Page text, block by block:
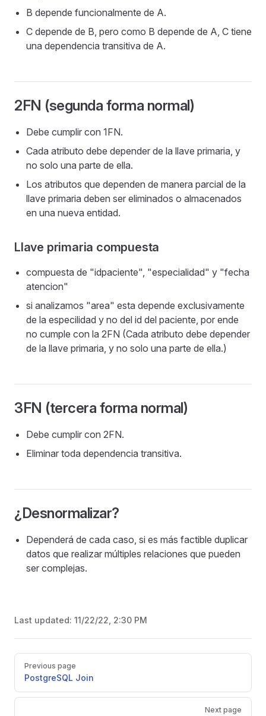
B depende funcionalmente de A.
C depende de B, pero como B depende de A, C tiene
una dependencia transitiva de A.
2FN (segunda forma normal)
Debe cumplir con 1FN.
Cada atributo debe depender de la llave primaria, y
no solo una parte de ella.
Los atributos que dependen de manera parcial de la
llave primaria deben ser eliminados o almacenados
en una nueva entidad.
Llave primaria compuesta
compuesta de "idpaciente", "especialidad" y "fecha
atencion"
si analizamos "area" esta depende exclusivamente
de la especilidad y no del id del paciente, por ende
no cumple con la 2FN (Cada atributo debe depender
de la llave primaria, y no solo una parte de ella.)
3FN (tercera forma normal)
Debe cumplir con 2FN.
Eliminar toda dependencia transitiva.
¿Desnormalizar?
Dependerá de cada caso, si es más factible duplicar
datos que realizar múltiples relaciones que pueden
ser complejas.
Last updated: 11/22/22, 2:30 PM
Pager
Previous page
PostgreSQL Join
Next page